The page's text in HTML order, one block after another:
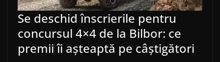
Se deschid înscrierile pentru
concursul 4×4 de la Bilbor: ce
premii îi așteaptă pe câștigători